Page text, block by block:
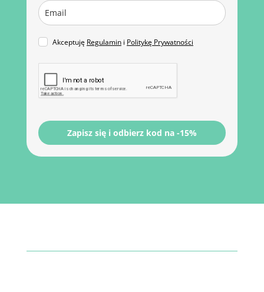
Akceptuję Regulamini Politykę Prywatności
Zapisz się i odbierz kod na -15%